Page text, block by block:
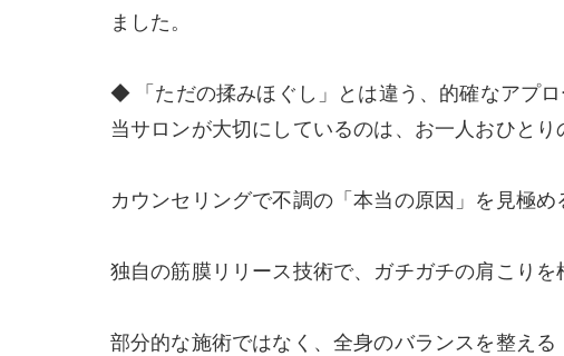
ました。
◆ 「ただの揉みほぐし」とは違う、的確なアプ
当サロンが大切にしているのは、お一人おひと
カウンセリングで不調の「本当の原因」を見極め
独自の筋膜リリース技術で、ガチガチの肩こりを
部分的な施術ではなく、全身のバランスを整える